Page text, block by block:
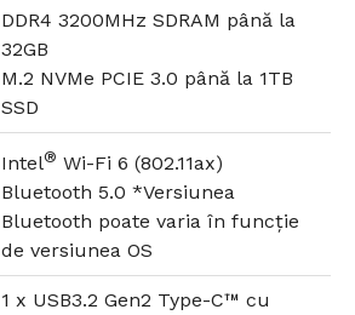
DDR4 3200MHz SDRAM până la
32GB
M.2 NVMe PCIE 3.0 până la 1TB
SSD
Intel® Wi-Fi 6 (802.11ax)
Bluetooth 5.0 *Versiunea
Bluetooth poate varia în funcție
de versiunea OS
1 x USB3.2 Gen2 Type-C™ cu